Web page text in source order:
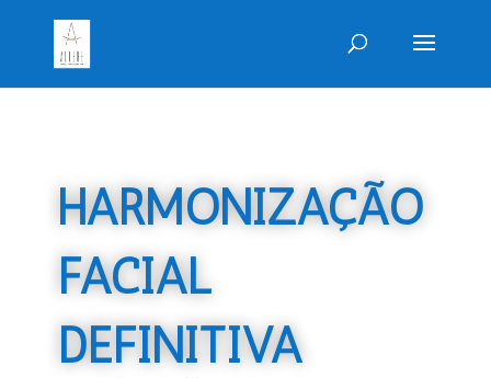
HARMONIZAÇÃO
FACIAL
DEFINITIVA